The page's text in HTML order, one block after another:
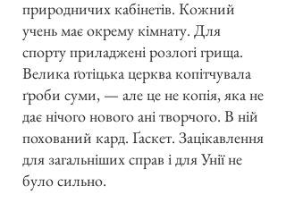
природничих кабінетів. Кожний
учень має окрему кімнату. Для
спорту приладжені розлогі грища.
Велика ґотіцька церква копітчувала
ґроби суми, — але це не копія, яка не
дає нічого нового ані творчого. В ній
похований кард. Ґаскет. Зацікавлення
для загальніших справ і для Унії не
було сильно.